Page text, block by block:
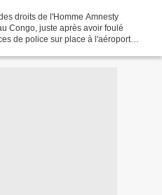
droits de l'Homme Amnesty
Congo, juste après avoir foulé
de police sur place à l'aéroport